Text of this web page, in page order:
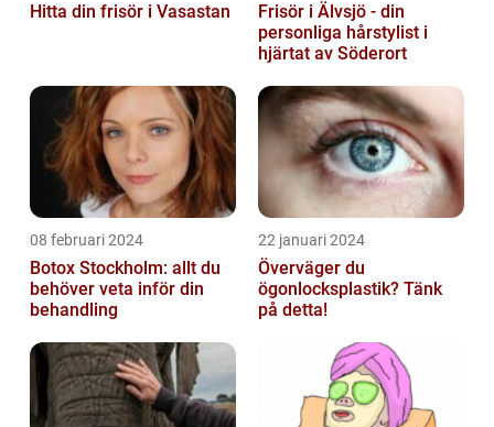
Hitta din frisör i Vasastan
Frisör i Älvsjö - din
personliga hårstylist i
hjärtat av Söderort
08 februari 2024
Botox Stockholm: allt du
behöver veta inför din
behandling
22 januari 2024
Överväger du
ögonlocksplastik? Tänk
på detta!